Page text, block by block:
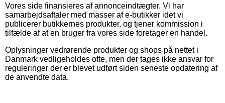
Vores side finansieres af annonceindtægter. Vi har
samarbejdsaftaler med masser af e-butikker idet vi
publicerer butikkernes produkter, og tjener kommission i
tilfælde af at en bruger fra vores side foretager en handel.
Oplysninger vedrørende produkter og shops på nettet i
Danmark vedligeholdes ofte, men der tages ikke ansvar for
reguleringer der er blevet udført siden seneste opdatering af
de anvendte data.